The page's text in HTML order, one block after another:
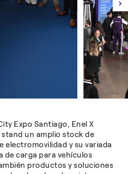
Expo Santiago, Enel X
un amplio stock de
electromovilidad y su variada
carga para vehículos
productos y soluciones